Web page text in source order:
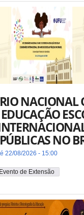
NACIONAL
NO
22/08/2026 - 15:00
Evento de Extensão